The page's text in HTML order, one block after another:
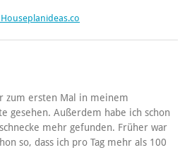
zum ersten Mal in meinem
gesehen. Außerdem habe ich schon
mehr gefunden. Früher war
so, dass ich pro Tag mehr als 100